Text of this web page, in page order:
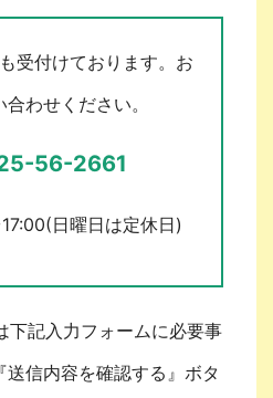
受付けております。お
わせください。
56-2661
日曜日は定休日)
下記入力フォームに必要事
信内容を確認する』ボタ